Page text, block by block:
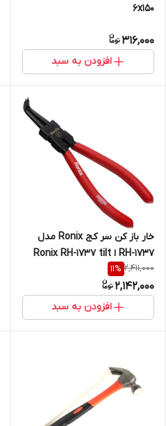
6x150
316,000
افزودن به سبد
خار باز کن سر کج Ronix مدل
RH-1737 ا Ronix RH-1737 tilt
head opener 7
2,411,000
11%
2,142,000
افزودن به سبد